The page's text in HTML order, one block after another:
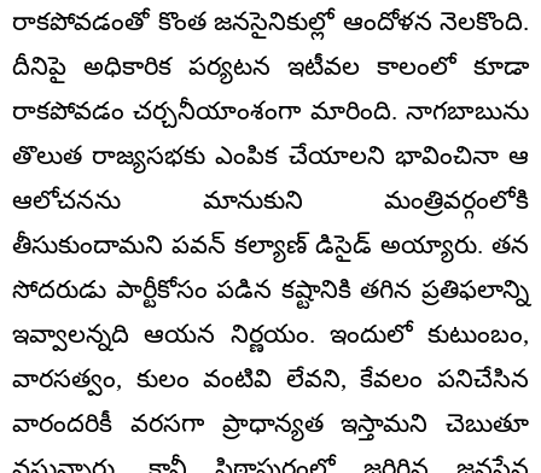
రాకపోవడంతో కొంత జనసైనికుల్లో ఆందోళన నెలకొంది.
దీనిపై అధికారిక పర్యటన ఇటీవల కాలంలో కూడా
రాకపోవడం చర్చనీయాంశంగా మారింది. నాగబాబును
తొలుత రాజ్యసభకు ఎంపిక చేయాలని భావించినా ఆ
ఆలోచనను మానుకుని మంత్రివర్గంలోకి
తీసుకుందామని పవన్ కల్యాణ్ డిసైడ్ అయ్యారు. తన
సోదరుడు పార్టీకోసం పడిన కష్టానికి తగిన ప్రతిఫలాన్ని
ఇవ్వాలన్నది ఆయన నిర్ణయం. ఇందులో కుటుంబం,
వారసత్వం, కులం వంటివి లేవని, కేవలం పనిచేసిన
వారందరికీ వరసగా ప్రాధాన్యత ఇస్తామని చెబుతూ